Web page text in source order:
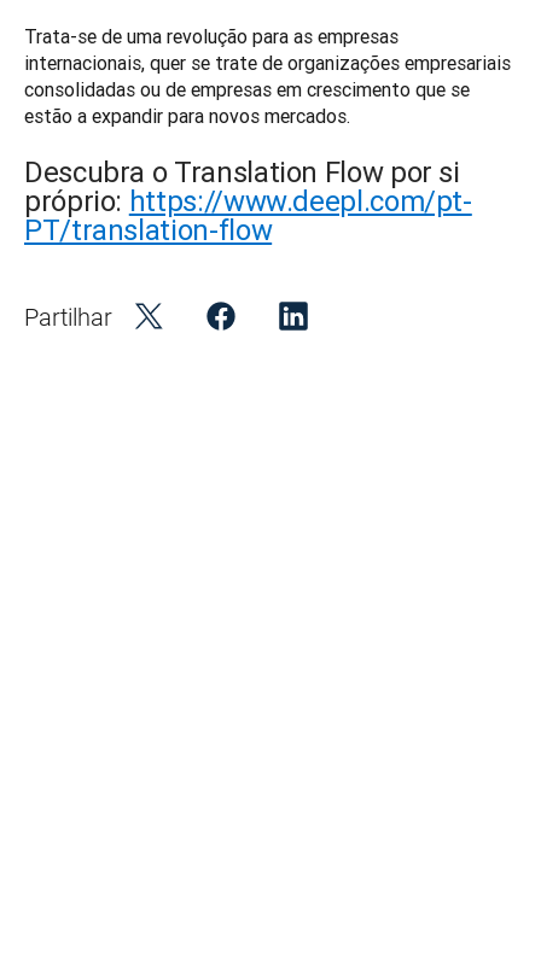
Trata-se de uma revolução para as empresas
internacionais, quer se trate de organizações empresariais
consolidadas ou de empresas em crescimento que se
estão a expandir para novos mercados.
Descubra o Translation Flow por si
próprio: https://www.deepl.com/pt-
PT/translation-flow
Partilhar